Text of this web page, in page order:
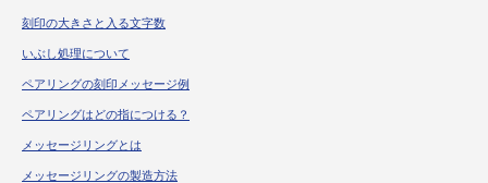
刻印の大きさと入る文字数
いぶし処理について
ペアリングの刻印メッセージ例
ペアリングはどの指につける？
メッセージリングとは
メッセージリングの製造方法